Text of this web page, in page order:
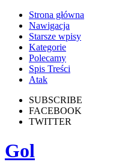
Strona główna
Nawigacja
Starsze wpisy
Kategorie
Polecamy
Spis Treści
Atak
SUBSCRIBE
FACEBOOK
TWITTER
Gol